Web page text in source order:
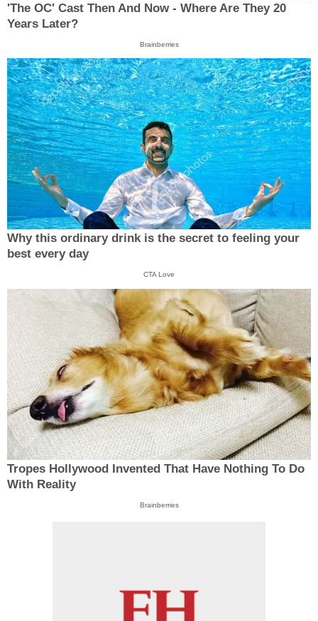
'The OC' Cast Then And Now - Where Are They 20
Years Later?
Brainberries
Why this ordinary drink is the secret to feeling your
best every day
CTA Love
Tropes Hollywood Invented That Have Nothing To Do
With Reality
Brainberries